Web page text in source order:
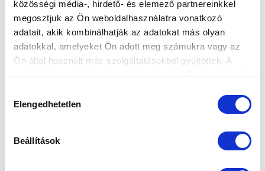
közösségi média-, hirdető- és elemező partnereinkkel
megosztjuk az Ön weboldalhasználatra vonatkozó
adatait, akik kombinálhatják az adatokat más olyan
adatokkal, amelyeket Ön adott meg számukra vagy az
Ön által használt más szolgáltatásokból gyűjtöttek. A
weboldalon való böngészés folytatásával Ön hozzájárul a
kiválasztása
Elengedhetetlen
Beállítások
Elfogadom az Adatvédelmi tájékoztatót
FELIRATKOZOM